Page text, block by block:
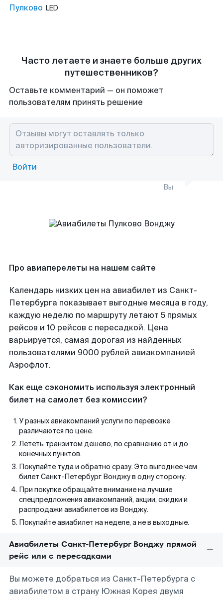
Пулково LED
Часто летаете и знаете больше других
путешественников?
Оставьте комментарий — он поможет
пользователям принять решение
Войти
Вы
Про авиаперелеты на нашем сайте
Календарь низких цен на авиабилет из Санкт-
Петербурга показывает выгодные месяца в году,
каждую неделю по маршруту летают 5 прямых
рейсов и 10 рейсов с пересадкой. Цена
варьируется, самая дорогая из найденных
пользователями 9000 рублей авиакомпанией
Аэрофлот.
Как еще сэкономить используя электронный
билет на самолет без комиссии?
У разных авиакомпаний услуги по перевозке
различаются по цене.
Лететь транзитом дешево, по сравнению от и до
конечных пунктов.
Покупайте туда и обратно сразу. Это выгоднее чем
билет Санкт-Петербург Вонджу в одну сторону.
При покупке обращайте внимание на лучшие
спецпредложения авиакомпаний, акции, скидки и
распродажи авиабилетов из Вонджу.
Покупайте авиабилет на неделе, а не в выходные.
Авиабилеты Санкт-Петербург Вонджу прямой
рейс или с пересадками
Вы можете добраться из Санкт-Петербурга с
авиабилетом в страну Южная Корея двумя